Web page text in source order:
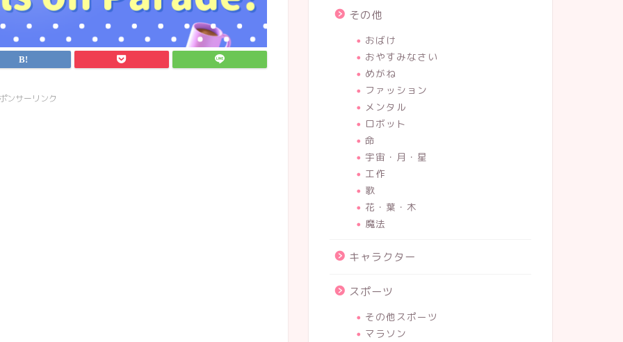
ンサーリンク
その他
おばけ
おやすみなさい
めがね
ファッション
メンタル
ロボット
命
宇宙・月・星
工作
歌
花・葉・木
魔法
キャラクター
スポーツ
その他スポーツ
マラソン